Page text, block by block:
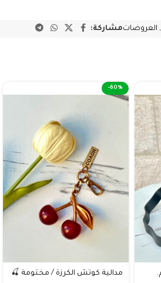
, العروضاتمشاركة:
-60%
مدالية كوتش الكرزة / مختومة 🍒